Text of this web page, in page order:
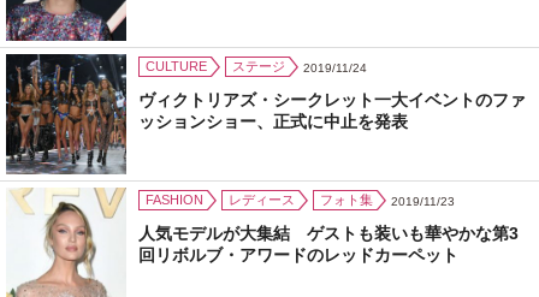
CULTURE ステージ 2019/11/24
ヴィクトリアズ・シークレット一大イベントのファ
ッションショー、正式に中止を発表
FASHION レディース フォト集 2019/11/23
人気モデルが大集結 ゲストも装いも華やかな第3
回リボルブ・アワードのレッドカーペット